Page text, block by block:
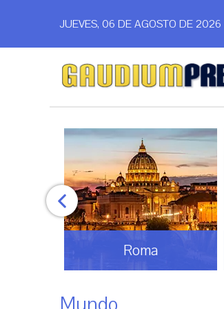
JUEVES, 06 DE AGOSTO DE 2026
América Latina